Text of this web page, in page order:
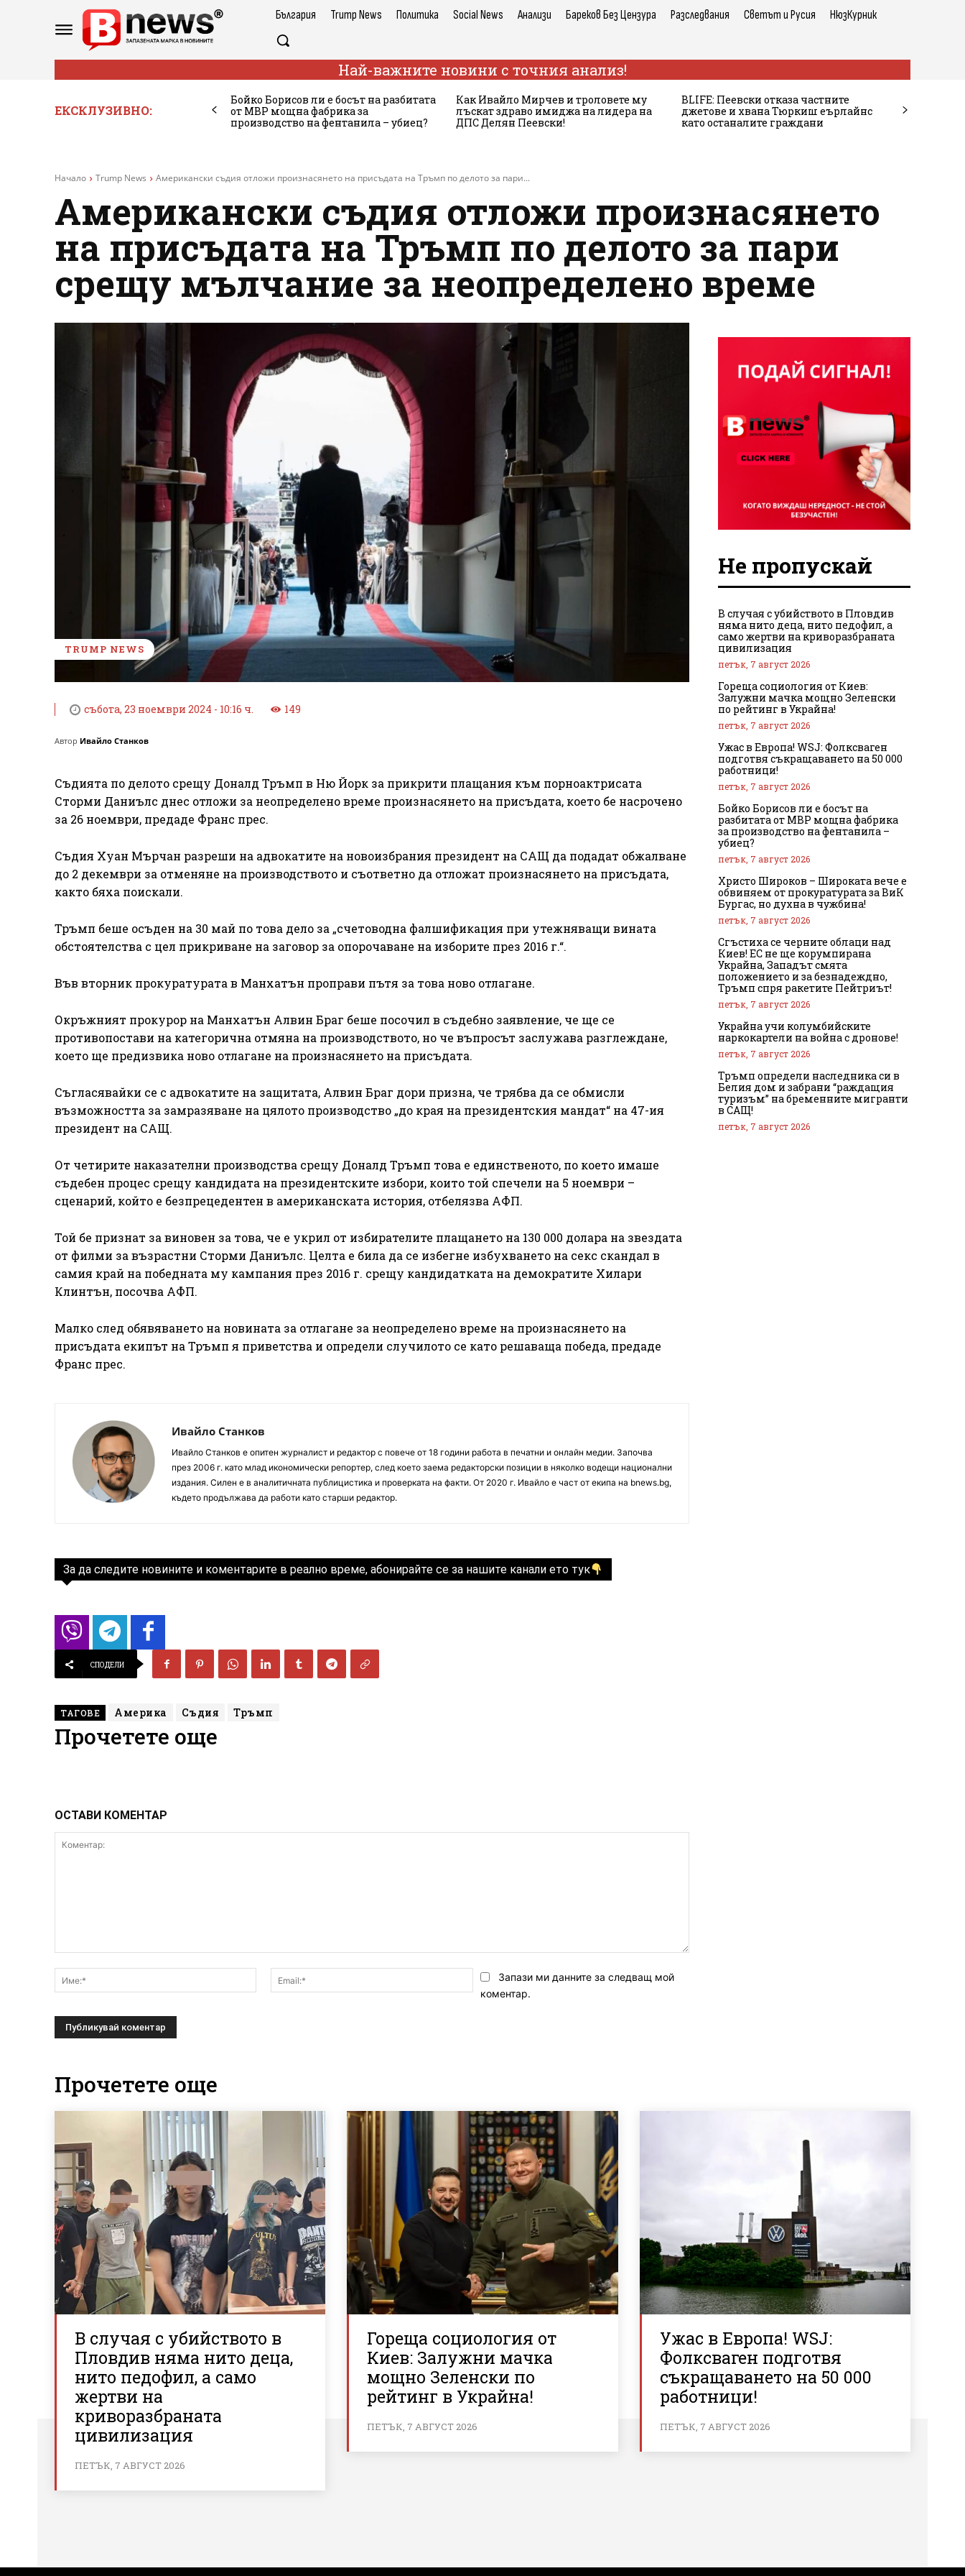
България Trump News Политика Social News Анализи Бареков Без Цензура Разследвания Светът и Русия НюзКурник
Най-важните новини с точния анализ!
ЕКСКЛУЗИВНО:
Бойко Борисов ли е босът на разбитата
от МВР мощна фабрика за
производство на фентанила – убиец?
Как Ивайло Мирчев и троловете му
лъскат здраво имиджа на лидера на
ДПС Делян Пеевски!
BLIFE: Пеевски отказа частните
джетове и хвана Тюркиш еърлайнс
като останалите граждани
Начало Trump News Американски съдия отложи произнасянето на присъдата на Тръмп по делото за пари...
Американски съдия отложи произнасянето
на присъдата на Тръмп по делото за пари
срещу мълчание за неопределено време
TRUMP NEWS
събота, 23 ноември 2024 - 10:16 ч. 149
Автор Ивайло Станков
Съдията по делото срещу Доналд Тръмп в Ню Йорк за прикрити плащания към порноактрисата
Сторми Даниълс днес отложи за неопределено време произнасянето на присъдата, което бе насрочено
за 26 ноември, предаде Франс прес.
Съдия Хуан Мърчан разреши на адвокатите на новоизбрания президент на САЩ да подадат обжалване
до 2 декември за отменяне на производството и съответно да отложат произнасянето на присъдата,
както бяха поискали.
Тръмп беше осъден на 30 май по това дело за „счетоводна фалшификация при утежняващи вината
обстоятелства с цел прикриване на заговор за опорочаване на изборите през 2016 г.“.
Във вторник прокуратурата в Манхатън проправи пътя за това ново отлагане.
Окръжният прокурор на Манхатън Алвин Браг беше посочил в съдебно заявление, че ще се
противопостави на категорична отмяна на производството, но че въпросът заслужава разглеждане,
което ще предизвика ново отлагане на произнасянето на присъдата.
Съгласявайки се с адвокатите на защитата, Алвин Браг дори призна, че трябва да се обмисли
възможността за замразяване на цялото производство „до края на президентския мандат“ на 47-ия
президент на САЩ.
От четирите наказателни производства срещу Доналд Тръмп това е единственото, по което имаше
съдебен процес срещу кандидата на президентските избори, които той спечели на 5 ноември –
сценарий, който е безпрецедентен в американската история, отбелязва АФП.
Той бе признат за виновен за това, че е укрил от избирателите плащането на 130 000 долара на звездата
от филми за възрастни Сторми Даниълс. Целта е била да се избегне избухването на секс скандал в
самия край на победната му кампания през 2016 г. срещу кандидатката на демократите Хилари
Клинтън, посочва АФП.
Малко след обявяването на новината за отлагане за неопределено време на произнасянето на
присъдата екипът на Тръмп я приветства и определи случилото се като решаваща победа, предаде
Франс прес.
Ивайло Станков
Ивайло Станков е опитен журналист и редактор с повече от 18 години работа в печатни и онлайн медии. Започва
през 2006 г. като млад икономически репортер, след което заема редакторски позиции в няколко водещи национални
издания. Силен е в аналитичната публицистика и проверката на факти. От 2020 г. Ивайло е част от екипа на bnews.bg,
където продължава да работи като старши редактор.
За да следите новините и коментарите в реално време, абонирайте се за нашите канали ето тук
СПОДЕЛИ
ТАГОВЕ Америка Съдия Тръмп
Прочетете още
ОСТАВИ КОМЕНТАР
Име:*
Email:*Запази ми данните за следващ мой
коментар.
Не пропускай
В случая с убийството в Пловдив
няма нито деца, нито педофил, а
само жертви на криворазбраната
цивилизация
петък, 7 август 2026
Гореща социология от Киев:
Залужни мачка мощно Зеленски
по рейтинг в Украйна!
петък, 7 август 2026
Ужас в Европа! WSJ: Фолксваген
подготвя съкращаването на 50 000
работници!
петък, 7 август 2026
Бойко Борисов ли е босът на
разбитата от МВР мощна фабрика
за производство на фентанила –
убиец?
петък, 7 август 2026
Христо Широков – Широката вече е
обвиняем от прокуратурата за ВиК
Бургас, но духна в чужбина!
петък, 7 август 2026
Сгъстиха се черните облаци над
Киев! ЕС не ще корумпирана
Украйна, Западът смята
положението и за безнадеждно,
Тръмп спря ракетите Пейтриът!
петък, 7 август 2026
Украйна учи колумбийските
наркокартели на война с дронове!
петък, 7 август 2026
Тръмп определи наследника си в
Белия дом и забрани “раждащия
туризъм” на бременните мигранти
в САЩ!
петък, 7 август 2026
Прочетете още
В случая с убийството в
Пловдив няма нито деца,
нито педофил, а само
жертви на
криворазбраната
цивилизация
ПЕТЪК, 7 АВГУСТ 2026
Гореща социология от
Киев: Залужни мачка
мощно Зеленски по
рейтинг в Украйна!
ПЕТЪК, 7 АВГУСТ 2026
Ужас в Европа! WSJ:
Фолксваген подготвя
съкращаването на 50 000
работници!
ПЕТЪК, 7 АВГУСТ 2026